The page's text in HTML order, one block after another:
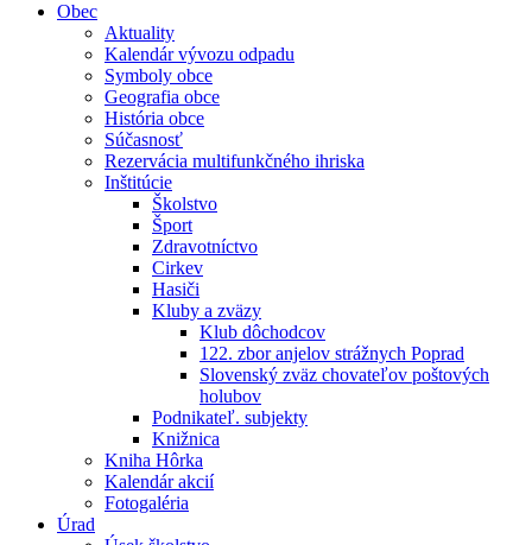
Obec
Aktuality
Kalendár vývozu odpadu
Symboly obce
Geografia obce
História obce
Súčasnosť
Rezervácia multifunkčného ihriska
Inštitúcie
Školstvo
Šport
Zdravotníctvo
Cirkev
Hasiči
Kluby a zväzy
Klub dôchodcov
122. zbor anjelov strážnych Poprad
Slovenský zväz chovateľov poštových
holubov
Podnikateľ. subjekty
Knižnica
Kniha Hôrka
Kalendár akcií
Fotogaléria
Úrad